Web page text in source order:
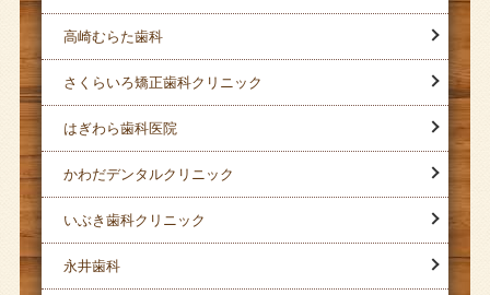
高崎むらた歯科
さくらいろ矯正歯科クリニック
はぎわら歯科医院
かわだデンタルクリニック
いぶき歯科クリニック
永井歯科